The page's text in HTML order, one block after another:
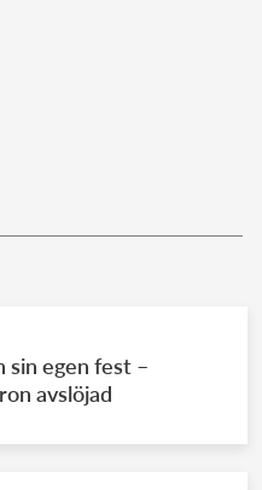
egen fest –
avslöjad